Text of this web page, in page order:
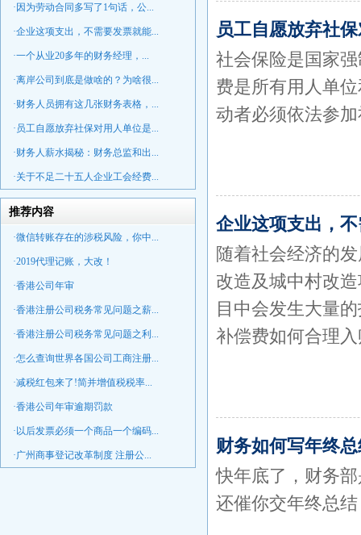
·因为劳动合同多写了1句话，公...
·企业这项支出，不需要发票就能...
·一个从业20多年的财务经理，...
·离岸公司到底是做啥的？为啥很...
·财务人员拥有这几张财务表格，...
·员工自愿放弃社保对用人单位是...
·财务人薪水揭秘：财务总监和出...
·关于不足二十五人企业工会经费...
推荐内容
·微信转账存在的涉税风险，你中...
·2019代理记账，大改！
·香港公司年审
·香港注册公司税务常见问题之薪...
·香港注册公司税务常见问题之利...
·怎么查询世界各国公司工商注册...
·减税红包来了!简并增值税税率...
·香港公司年审逾期罚款
·以后发票必须一个商品一个编码...
·广州商事登记改革制度 注册公...
员工自愿放弃社
社会保险是国家
费是所有用人单
动者必须依法参
企业这项支出，
随着社会经济的
改造及城中村改
目中会发生大量
补偿费如何合理
财务如何写年终
快年底了，财务
还催你交年终总